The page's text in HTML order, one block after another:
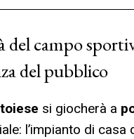
del campo
del pubblico
si giocherà a
l’impianto di